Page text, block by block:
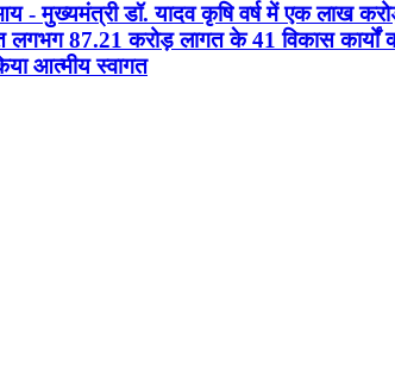
- मुख्यमंत्री डॉ. यादव कृषि वर्ष में एक लाख
87.21 करोड़ लागत के 41 विकास कार्यों
आत्मीय स्वागत